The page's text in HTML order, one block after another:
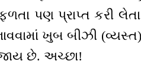
પણ પ્રાપ્ત કરી
ખુબ બીઝી
છે. અચ્છા!